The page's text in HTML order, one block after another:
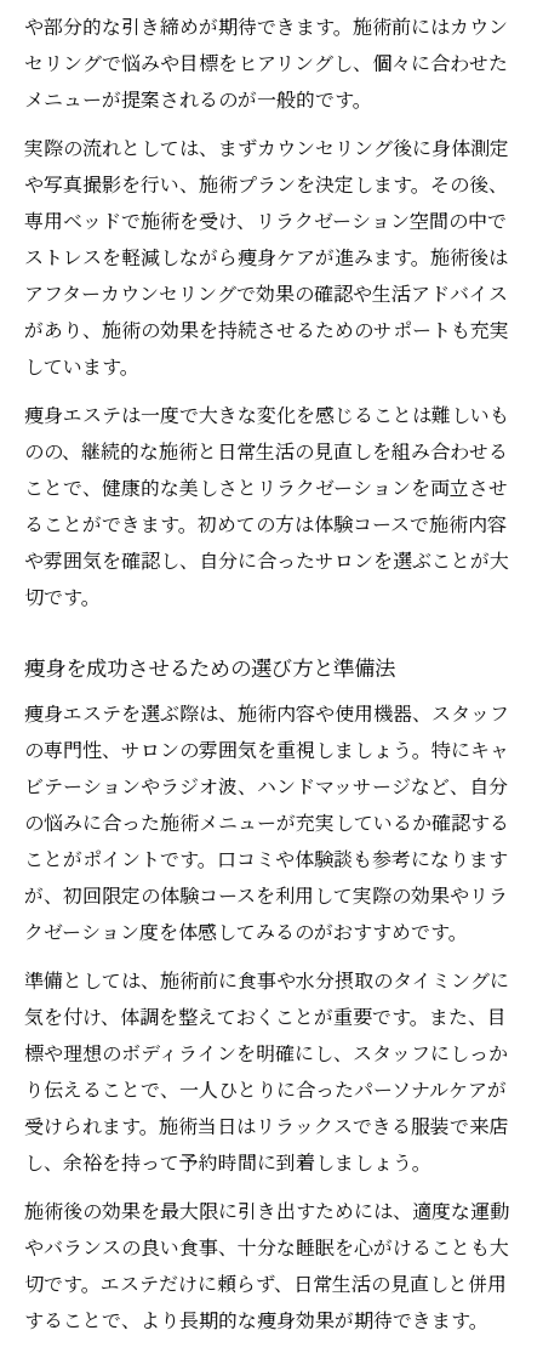
や部分的な引き締めが期待できます。施術前にはカウン
セリングで悩みや目標をヒアリングし、個々に合わせた
メニューが提案されるのが一般的です。
実際の流れとしては、まずカウンセリング後に身体測定
や写真撮影を行い、施術プランを決定します。その後、
専用ベッドで施術を受け、リラクゼーション空間の中で
ストレスを軽減しながら痩身ケアが進みます。施術後は
アフターカウンセリングで効果の確認や生活アドバイス
があり、施術の効果を持続させるためのサポートも充実
しています。
痩身エステは一度で大きな変化を感じることは難しいも
のの、継続的な施術と日常生活の見直しを組み合わせる
ことで、健康的な美しさとリラクゼーションを両立させ
ることができます。初めての方は体験コースで施術内容
や雰囲気を確認し、自分に合ったサロンを選ぶことが大
切です。
痩身を成功させるための選び方と準備法
痩身エステを選ぶ際は、施術内容や使用機器、スタッフ
の専門性、サロンの雰囲気を重視しましょう。特にキャ
ビテーションやラジオ波、ハンドマッサージなど、自分
の悩みに合った施術メニューが充実しているか確認する
ことがポイントです。口コミや体験談も参考になります
が、初回限定の体験コースを利用して実際の効果やリラ
クゼーション度を体感してみるのがおすすめです。
準備としては、施術前に食事や水分摂取のタイミングに
気を付け、体調を整えておくことが重要です。また、目
標や理想のボディラインを明確にし、スタッフにしっか
り伝えることで、一人ひとりに合ったパーソナルケアが
受けられます。施術当日はリラックスできる服装で来店
し、余裕を持って予約時間に到着しましょう。
施術後の効果を最大限に引き出すためには、適度な運動
やバランスの良い食事、十分な睡眠を心がけることも大
切です。エステだけに頼らず、日常生活の見直しと併用
することで、より長期的な痩身効果が期待できます。